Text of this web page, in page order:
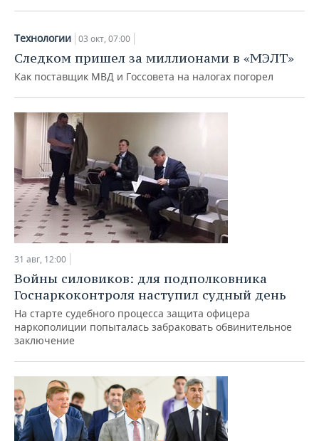
Технологии 03 окт, 07:00
Следком пришел за миллионами в «МЭЛТ»
Как поставщик МВД и Госсовета на налогах погорел
31 авг, 12:00
Войны силовиков: для подполковника
Госнаркоконтроля наступил судный день
На старте судебного процесса защита офицера
наркополиции попыталась забраковать обвинительное
заключение